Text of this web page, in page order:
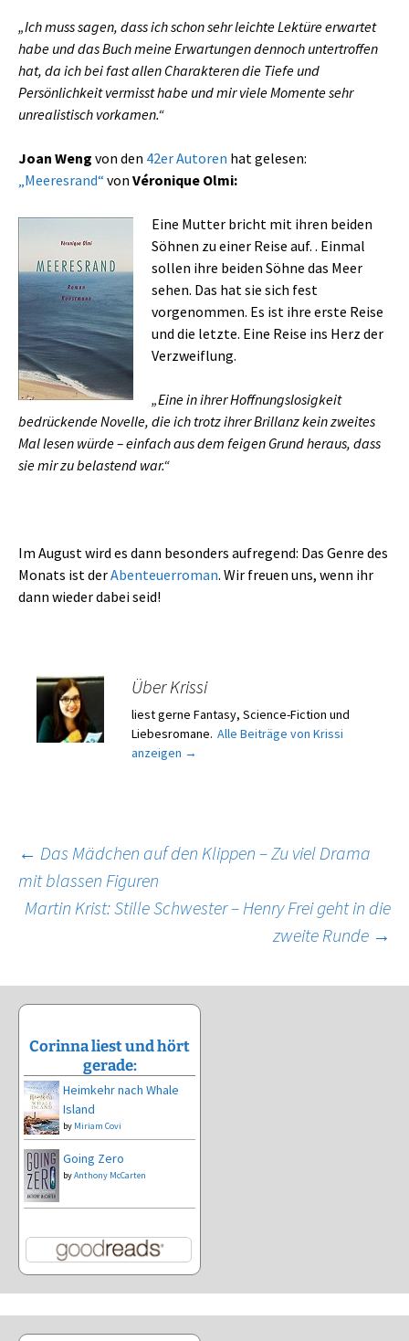
„Ich muss sagen, dass ich schon sehr leichte Lektüre erwartet
habe und das Buch meine Erwartungen dennoch untertroffen
hat, da ich bei fast allen Charakteren die Tiefe und
Persönlichkeit vermisst habe und mir viele Momente sehr
unrealistisch vorkamen.“
Joan Weng von den 42er Autoren hat gelesen:
„Meeresrand“ von Véronique Olmi:
Eine Mutter bricht mit ihren beiden
Söhnen zu einer Reise auf. . Einmal
sollen ihre beiden Söhne das Meer
sehen. Das hat sie sich fest
vorgenommen. Es ist ihre erste Reise
und die letzte. Eine Reise ins Herz der
Verzweiflung.
„Eine in ihrer Hoffnungslosigkeit
bedrückende Novelle, die ich trotz ihrer Brillanz kein zweites
Mal lesen würde – einfach aus dem feigen Grund heraus, dass
sie mir zu belastend war.“
Im August wird es dann besonders aufregend: Das Genre des
Monats ist derAbenteuerroman. Wir freuen uns, wenn ihr
dann wieder dabei seid!
Über Krissi
liest gerne Fantasy, Science-Fiction und
Liebesromane. Alle Beiträge von Krissi
anzeigen →
Beitragsnavigation
← Das Mädchen auf den Klippen – Zu viel Drama
mit blassen Figuren
Martin Krist: Stille Schwester – Henry Frei geht in die
zweite Runde →
Corinna liest und hört
gerade:
Heimkehr nach Whale
Island
by Miriam Covi
Going Zero
byAnthony McCarten